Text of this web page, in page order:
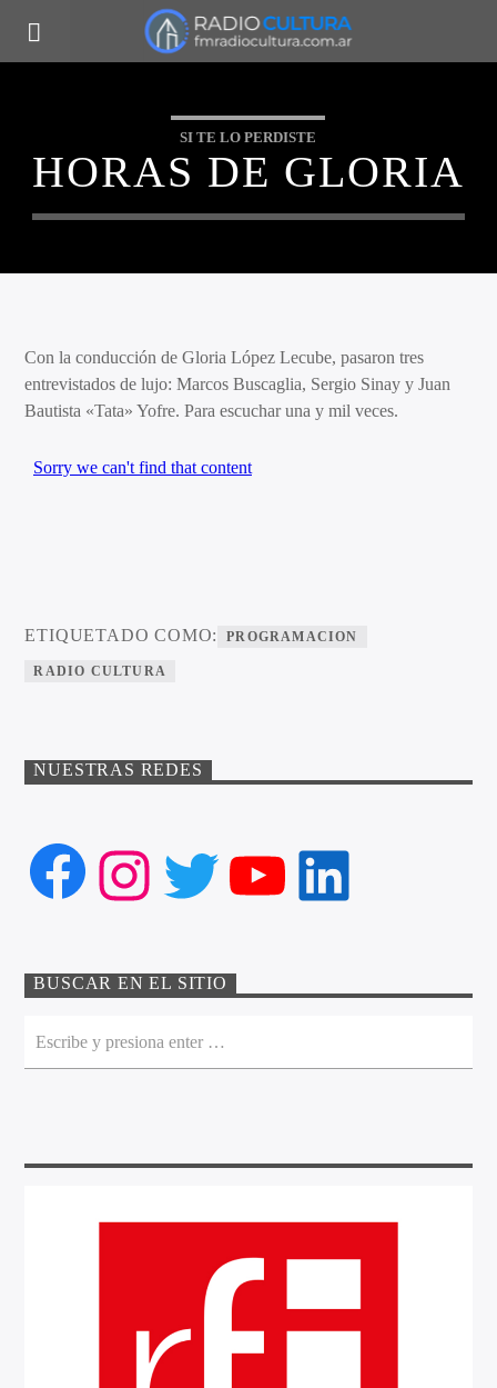
SI TE LO PERDISTE
HORAS DE GLORIA
Con la conducción de Gloria López Lecube, pasaron tres
entrevistados de lujo: Marcos Buscaglia, Sergio Sinay y Juan
Bautista «Tata» Yofre. Para escuchar una y mil veces.
ETIQUETADO COMO: PROGRAMACION
RADIO CULTURA
NUESTRAS REDES
Facebook
Instagram
Twitter
YouTube
LinkedIn
BUSCAR EN EL SITIO